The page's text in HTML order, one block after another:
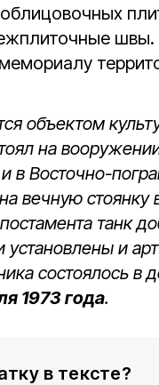
швы.
объектом
на
в Восточно-
вечную стоянку
танк
установлены и
состоялось в
1973 года.
в тексте?